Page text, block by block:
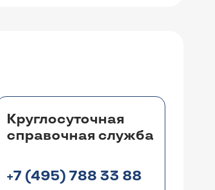
Круглосуточная
справочная служба
+7 (495) 788 33 88